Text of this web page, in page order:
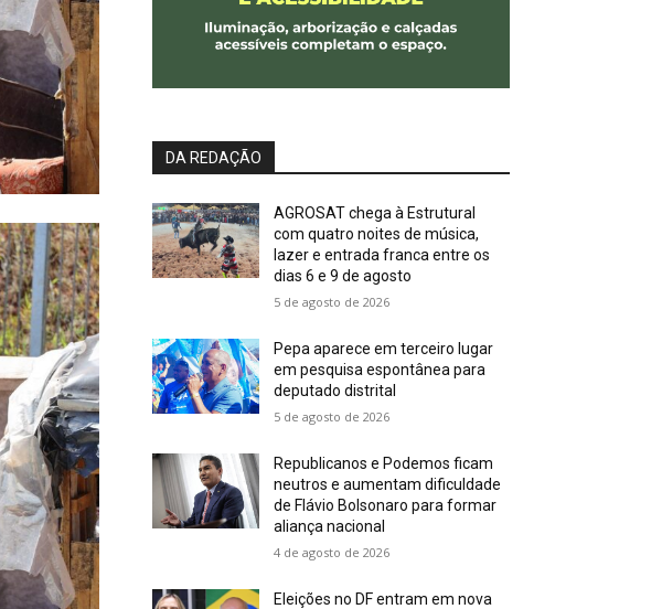
DA REDAÇÃO
AGROSAT chega à Estrutural
com quatro noites de música,
lazer e entrada franca entre os
dias 6 e 9 de agosto
5 de agosto de 2026
Pepa aparece em terceiro lugar
em pesquisa espontânea para
deputado distrital
5 de agosto de 2026
Republicanos e Podemos ficam
neutros e aumentam dificuldade
de Flávio Bolsonaro para formar
aliança nacional
4 de agosto de 2026
Eleições no DF entram em nova